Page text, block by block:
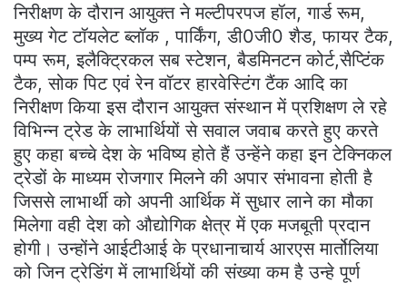
निरीक्षण के दौरान आयुक्त ने मल्टीपरपज हॉल, गार्ड रूम,
मुख्य गेट टॉयलेट ब्लॉक , पार्किंग, डी0जी0 शैड, फायर टैक,
पम्प रूम, इलैक्ट्रिकल सब स्टेशन, बैडमिनटन कोर्ट,सैप्टिंक
टैक, सोक पिट एवं रेन वॉटर हारवेस्टिंग टैंक आदि का
निरीक्षण किया इस दौरान आयुक्त संस्थान में प्रशिक्षण ले रहे
विभिन्न ट्रेड के लाभार्थियों से सवाल जवाब करते हुए करते
हुए कहा बच्चे देश के भविष्य होते हैं उन्हेंने कहा इन टेक्निकल
ट्रेडों के माध्यम रोजगार मिलने की अपार संभावना होती है
जिससे लाभार्थी को अपनी आर्थिक में सुधार लाने का मौका
मिलेगा वही देश को औद्योगिक क्षेत्र में एक मजबूती प्रदान
होगी। उन्होंने आईटीआई के प्रधानाचार्य आरएस मार्तोलिया
को जिन ट्रेडिंग में लाभार्थियों की संख्या कम है उन्हे पूर्ण